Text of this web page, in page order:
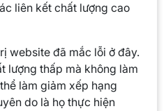
liên kết chất lượng cao
website đã mắc lỗi ở đây.
lượng thấp mà không làm
làm giảm xếp hạng
do là họ thực hiện